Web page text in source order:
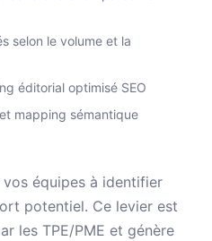
selon le volume et la
éditorial optimisé SEO
mapping sémantique
équipes à identifier
potentiel. Ce levier est
les TPE/PME et génère